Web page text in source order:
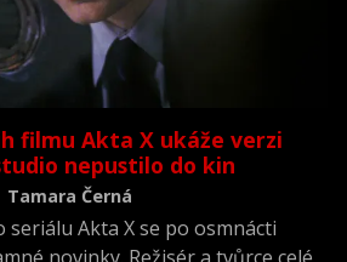
filmu Akta X ukáže verzi
nepustilo do kin
Černá
Akta X se po osmnácti